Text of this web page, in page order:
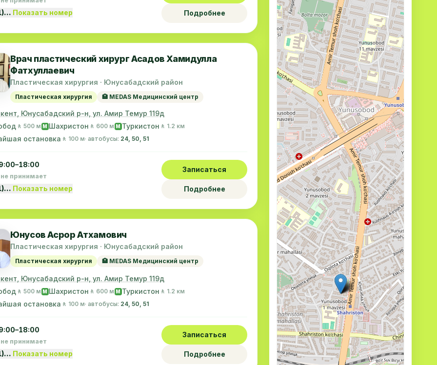
Показать номер Подробнее
Врач пластический хирург Асадов Хамидулла
Фатхуллаевич
Пластическая хирургия · Юнусабадский район
Пластическая хирургия 🏥 MEDAS Медицинский центр
Юнусабадский р-н, ул. Амир Темур 119д
🚶 500 м M Шахристон 🚶 600 м M Туркистон 🚶 1.2 км
остановка 🚶 100 м· автобусы: 24, 50, 51
принимает
Показать номер
Записаться
Подробнее
Юнусов Асрор Атхамович
Пластическая хирургия · Юнусабадский район
Пластическая хирургия 🏥 MEDAS Медицинский центр
Юнусабадский р-н, ул. Амир Темур 119д
🚶 500 м M Шахристон 🚶 600 м M Туркистон 🚶 1.2 км
остановка 🚶 100 м· автобусы: 24, 50, 51
принимает
Показать номер
Записаться
Подробнее